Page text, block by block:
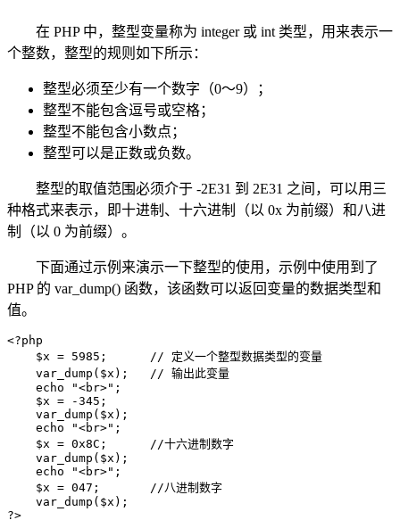
在 PHP 中，整型变量称为 integer 或 int 类型，用来表示一
个整数，整型的规则如下所示：
整型必须至少有一个数字（0～9）；
整型不能包含逗号或空格；
整型不能包含小数点；
整型可以是正数或负数。
整型的取值范围必须介于 -2E31 到 2E31 之间，可以用三
种格式来表示，即十进制、十六进制（以 0x 为前缀）和八进
制（以 0 为前缀）。
下面通过示例来演示一下整型的使用，示例中使用到了
PHP 的 var_dump() 函数，该函数可以返回变量的数据类型和
值。
<?php
    $x = 5985;      // 定义一个整型数据类型的变量
    var_dump($x);   // 输出此变量
    echo "<br>";
    $x = -345;
    var_dump($x);
    echo "<br>";
    $x = 0x8C;      //十六进制数字
    var_dump($x);
    echo "<br>";
    $x = 047;       //八进制数字
    var_dump($x);
?>